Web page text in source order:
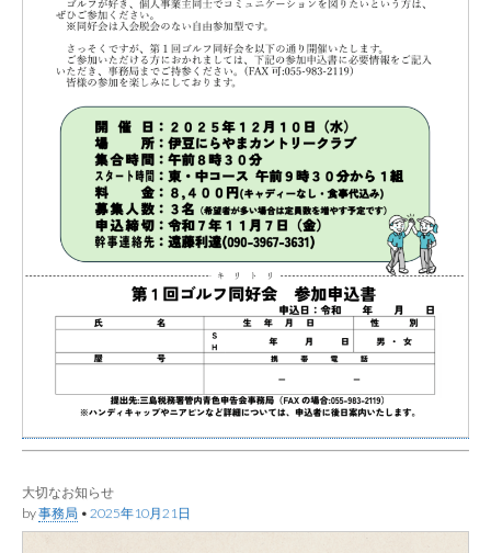
大切なお知らせ
by事務局 • 2025年10月21日